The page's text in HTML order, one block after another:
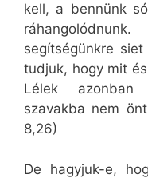
kell, a bennünk
segítségünkre
tudjuk, hogy mit
Lélek
szavakba nem
8,26)
De hagyjuk-e,